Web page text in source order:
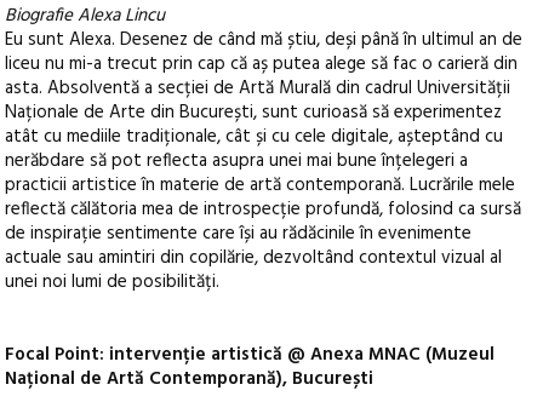
Biografie Alexa Lincu
Eu sunt Alexa. Desenez de când mă știu, deși până în ultimul an de
liceu nu mi-a trecut prin cap că aș putea alege să fac o carieră din
asta. Absolventă a secției de Artă Murală din cadrul Universității
Naționale de Arte din București, sunt curioasă să experimentez
atât cu mediile tradiționale, cât și cu cele digitale, așteptând cu
nerăbdare să pot reflecta asupra unei mai bune înțelegeri a
practicii artistice în materie de artă contemporană. Lucrările mele
reflectă călătoria mea de introspecție profundă, folosind ca sursă
de inspirație sentimente care își au rădăcinile în evenimente
actuale sau amintiri din copilărie, dezvoltând contextul vizual al
unei noi lumi de posibilități.
Focal Point: intervenție artistică @ Anexa MNAC (Muzeul
Național de Artă Contemporană), București